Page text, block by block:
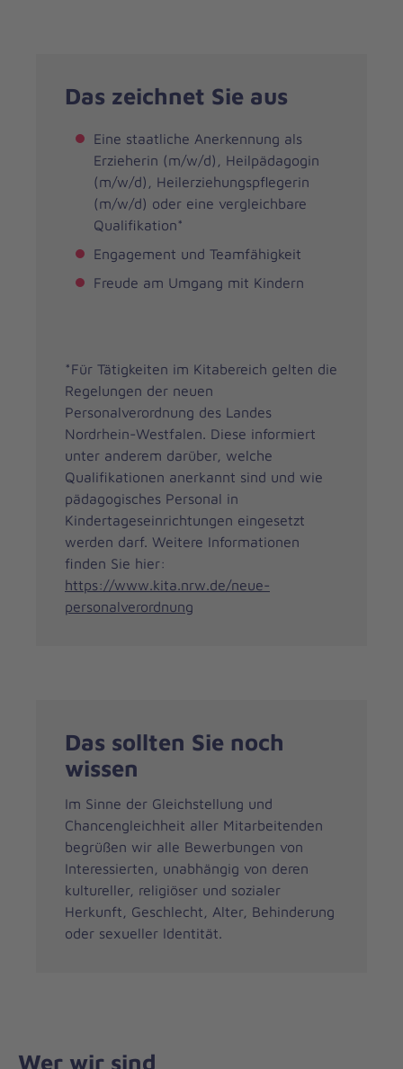
Das zeichnet Sie aus
Eine staatliche Anerkennung als
Erzieherin (m/w/d), Heilpädagogin
(m/w/d), Heilerziehungspflegerin
(m/w/d) oder eine vergleichbare
Qualifikation*
Engagement und Teamfähigkeit
Freude am Umgang mit Kindern
*Für Tätigkeiten im Kitabereich gelten die
Regelungen der neuen
Personalverordnung des Landes
Nordrhein-Westfalen. Diese informiert
unter anderem darüber, welche
Qualifikationen anerkannt sind und wie
pädagogisches Personal in
Kindertageseinrichtungen eingesetzt
werden darf. Weitere Informationen
finden Sie hier:
https://www.kita.nrw.de/neue-
personalverordnung
Das sollten Sie noch
wissen
Im Sinne der Gleichstellung und
Chancengleichheit aller Mitarbeitenden
begrüßen wir alle Bewerbungen von
Interessierten, unabhängig von deren
kultureller, religiöser und sozialer
Herkunft, Geschlecht, Alter, Behinderung
oder sexueller Identität.
Wer wir sind